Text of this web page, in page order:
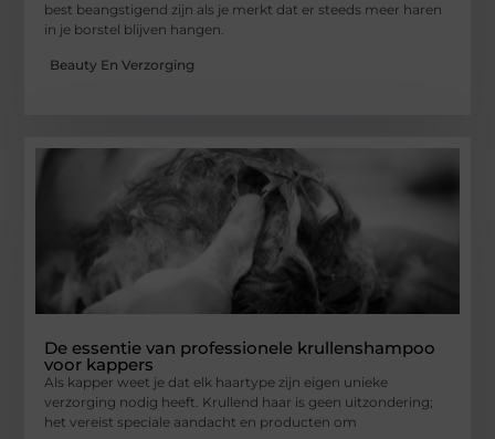
best beangstigend zijn als je merkt dat er steeds meer haren
in je borstel blijven hangen.
Beauty En Verzorging
De essentie van professionele krullenshampoo
voor kappers
Als kapper weet je dat elk haartype zijn eigen unieke
verzorging nodig heeft. Krullend haar is geen uitzondering;
het vereist speciale aandacht en producten om